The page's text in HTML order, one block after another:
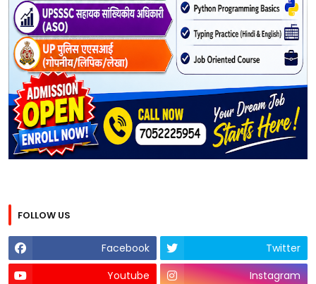
FOLLOW US
Facebook
Twitter
Youtube
Instagram